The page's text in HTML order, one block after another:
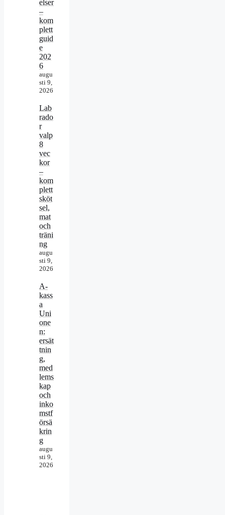
elser
–
kom
plett
guid
e
202
6
augu
sti 9,
2026
Lab
rado
r
valp
8
vec
kor
–
kom
plett
sköt
sel,
mat
och
träni
ng
augu
sti 9,
2026
A-
kass
a
Uni
one
n:
ersät
tnin
g,
med
lems
kap
och
inko
mstf
örsä
krin
g
augu
sti 9,
2026